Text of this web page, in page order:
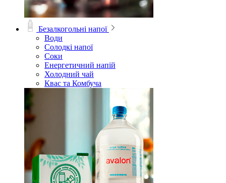
Безалкогольні напої
Води
Солодкі напої
Соки
Енергетичний напій
Холодний чай
Квас та Комбуча